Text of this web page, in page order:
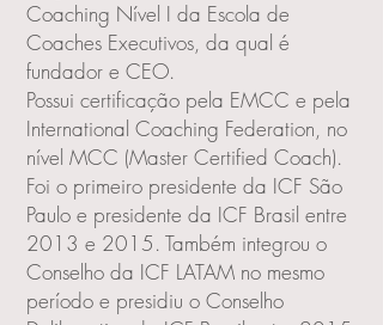
Coaching Nível I da Escola de
Coaches Executivos, da qual é
fundador e CEO.
Possui certificação pela EMCC e pela
International Coaching Federation, no
nível MCC (Master Certified Coach).
Foi o primeiro presidente da ICF São
Paulo e presidente da ICF Brasil entre
2013 e 2015. Também integrou o
Conselho da ICF LATAM no mesmo
período e presidiu o Conselho